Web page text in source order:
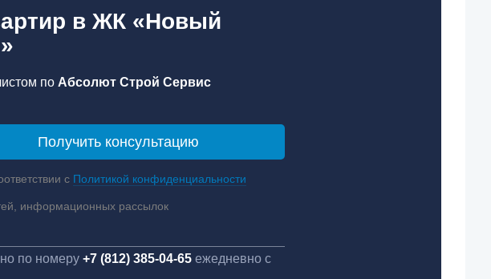
в ЖК «Новый
по Абсолют Строй Сервис
с Политикой конфиденциальности
информационных рассылок
по номеру+7 (812) 385-04-65 ежедневно с